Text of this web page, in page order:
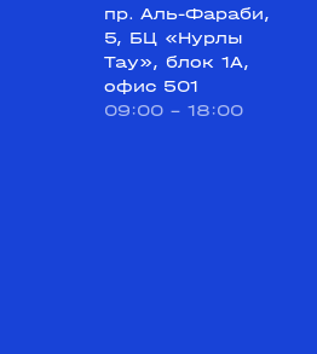
пр. Аль-Фараби,
5, БЦ «Нурлы
Тау», блок 1А,
офис 501
09:00 - 18:00